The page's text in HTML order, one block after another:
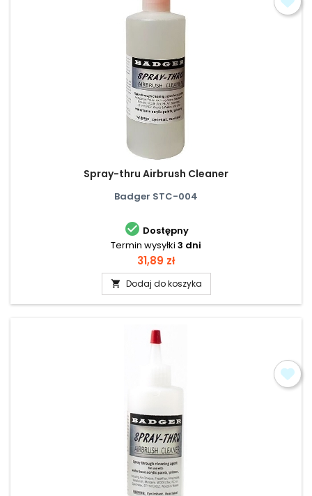
Spray-thru Airbrush Cleaner
Badger STC-004
 Dostępny
Termin wysyłki 3 dni
Cena
31,89 zł
 Dodaj do koszyka